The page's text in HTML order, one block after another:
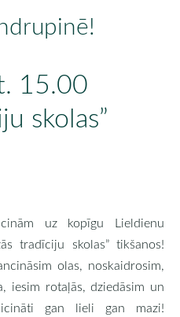
15.00
skolas”
uz kopīgu Lieldienu
tradīciju skolas” tikšanos!
olas, noskaidrosim,
iesim rotaļās, dziedāsim un
gan lieli gan mazi!